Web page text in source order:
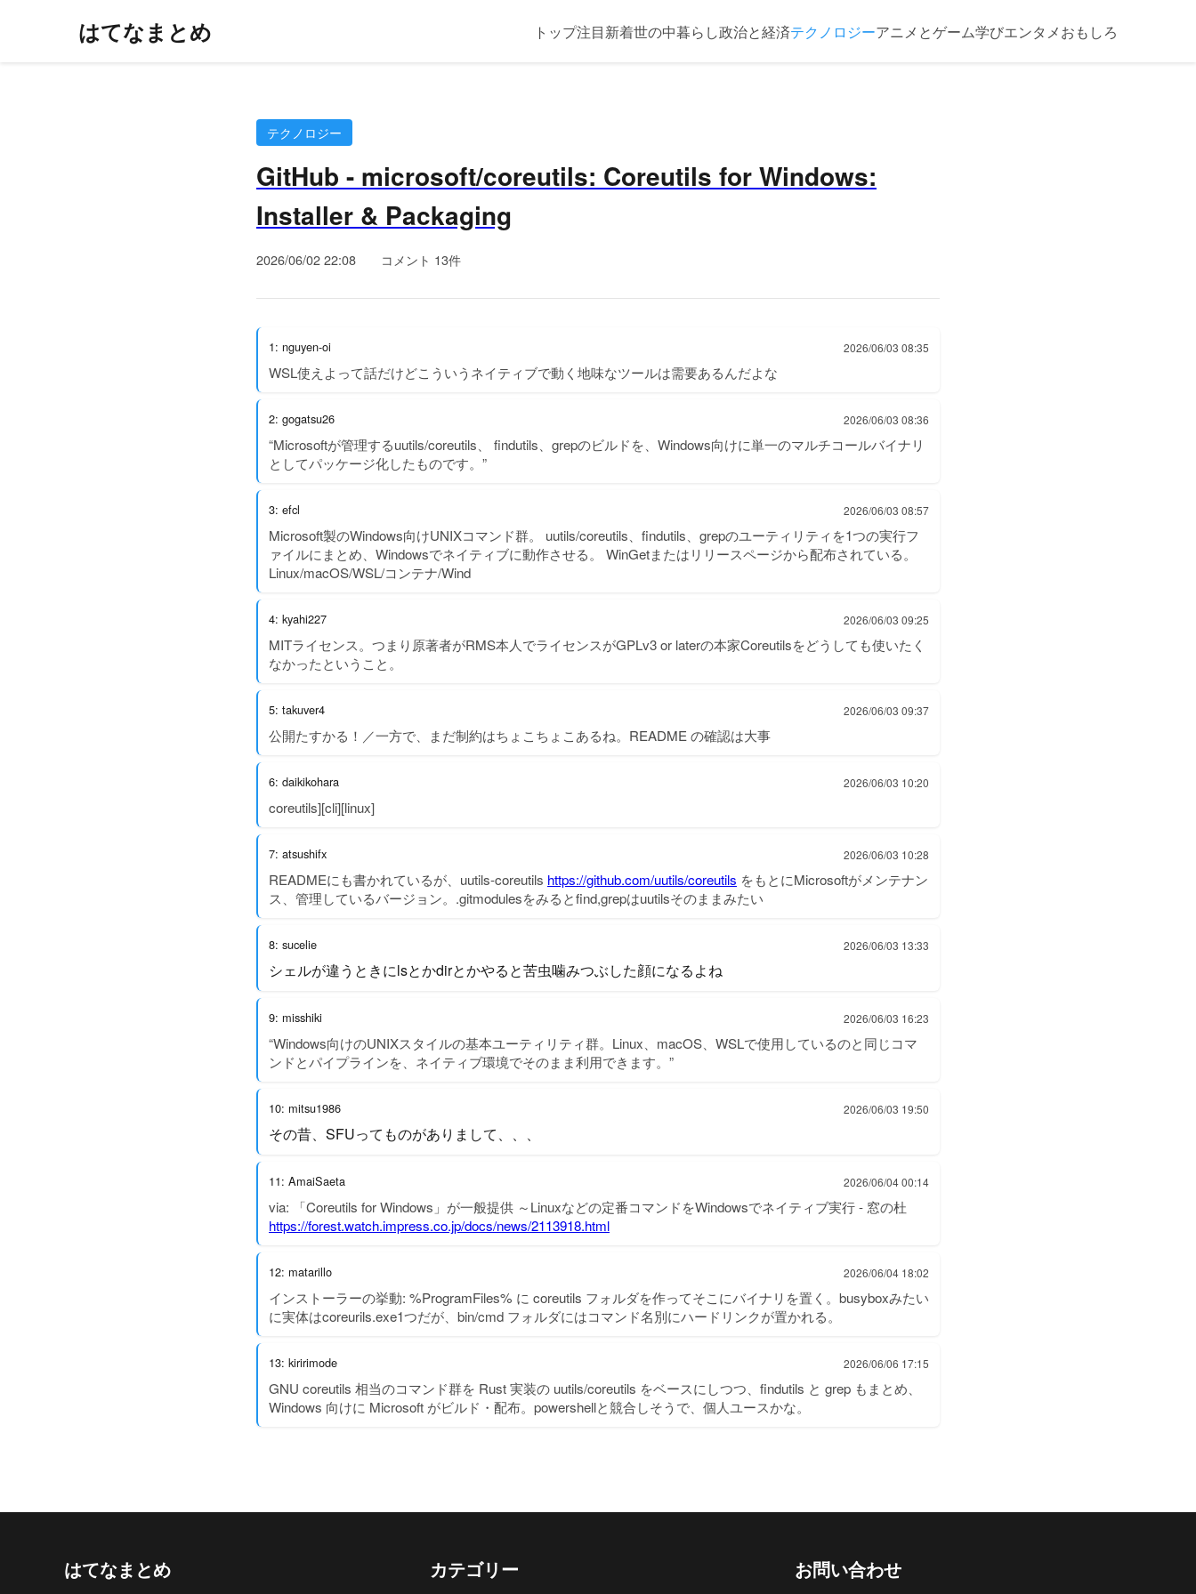
はてなまとめ トップ注目新着世の中暮らし政治と経済テクノロジーアニメとゲーム学びエンタメおもしろ
テクノロジー
GitHub - microsoft/coreutils: Coreutils for Windows:
Installer & Packaging
2026/06/02 22:08 コメント 13件
1: nguyen-oi 2026/06/03 08:35
WSL使えよって話だけどこういうネイティブで動く地味なツールは需要あるんだよな
2: gogatsu26 2026/06/03 08:36
“Microsoftが管理するuutils/coreutils、 findutils、grepのビルドを、Windows向けに単一のマルチコールバイナリ
としてパッケージ化したものです。”
3: efcl 2026/06/03 08:57
Microsoft製のWindows向けUNIXコマンド群。 uutils/coreutils、findutils、grepのユーティリティを1つの実行フ
ァイルにまとめ、Windowsでネイティブに動作させる。 WinGetまたはリリースページから配布されている。
Linux/macOS/WSL/コンテナ/Wind
4: kyahi227 2026/06/03 09:25
MITライセンス。つまり原著者がRMS本人でライセンスがGPLv3 or laterの本家Coreutilsをどうしても使いたく
なかったということ。
5: takuver4 2026/06/03 09:37
公開たすかる！／一方で、まだ制約はちょこちょこあるね。README の確認は大事
6: daikikohara 2026/06/03 10:20
coreutils][cli][linux]
7: atsushifx 2026/06/03 10:28
READMEにも書かれているが、uutils-coreutils https://github.com/uutils/coreutils をもとにMicrosoftがメンテナン
ス、管理しているバージョン。.gitmodulesをみるとfind,grepはuutilsそのままみたい
8: sucelie 2026/06/03 13:33
シェルが違うときにlsとかdirとかやると苦虫噛みつぶした顔になるよね
9: misshiki 2026/06/03 16:23
“Windows向けのUNIXスタイルの基本ユーティリティ群。Linux、macOS、WSLで使用しているのと同じコマ
ンドとパイプラインを、ネイティブ環境でそのまま利用できます。”
10: mitsu1986 2026/06/03 19:50
その昔、SFUってものがありまして、、、
11: AmaiSaeta 2026/06/04 00:14
via: 「Coreutils for Windows」が一般提供 ～Linuxなどの定番コマンドをWindowsでネイティブ実行 - 窓の杜
https://forest.watch.impress.co.jp/docs/news/2113918.html
12: matarillo 2026/06/04 18:02
インストーラーの挙動: %ProgramFiles% に coreutils フォルダを作ってそこにバイナリを置く。busyboxみたい
に実体はcoreurils.exe1つだが、bin/cmd フォルダにはコマンド名別にハードリンクが置かれる。
13: kiririmode 2026/06/06 17:15
GNU coreutils 相当のコマンド群を Rust 実装の uutils/coreutils をベースにしつつ、findutils と grep もまとめ、
Windows 向けに Microsoft がビルド・配布。powershellと競合しそうで、個人ユースかな。
はてなまとめ カテゴリー お問い合わせ